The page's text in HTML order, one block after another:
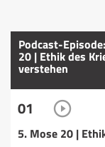
Podcast-
20 | Ethik des
verstehen
01
5. Mose 20 |